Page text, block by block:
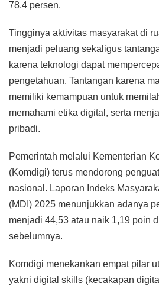
78,4 persen.
Tingginya aktivitas masyarakat di
menjadi peluang sekaligus
karena teknologi dapat
pengetahuan. Tantangan karena
memiliki kemampuan untuk
memahami etika digital, serta
pribadi.
Pemerintah melalui Kementerian
(Komdigi) terus mendorong
nasional. Laporan Indeks
(MDI) 2025 menunjukkan adanya
menjadi 44,53 atau naik 1,19 poin
sebelumnya.
Komdigi menekankan empat pilar
yakni digital skills (kecakapan